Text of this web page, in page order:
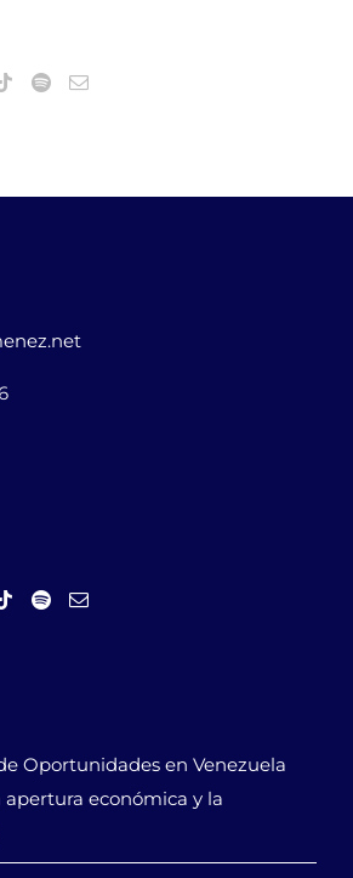
Oportunidades en Venezuela
económica y la